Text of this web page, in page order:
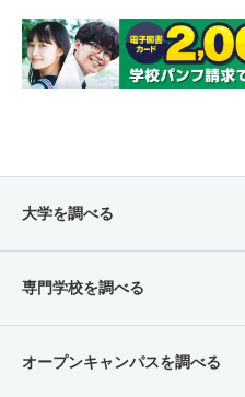
大学を調べる
専門学校を調べる
オープンキャンパスを調べる